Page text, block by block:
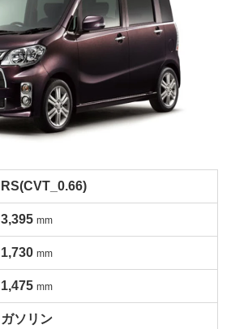
RS(CVT_0.66)
3,395 mm
1,730 mm
1,475 mm
ガソリン